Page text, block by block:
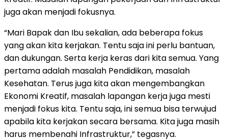
juga akan menjadi fokusnya.
“Mari Bapak dan Ibu sekalian, ada beberapa fokus
yang akan kita kerjakan. Tentu saja ini perlu bantuan,
dan dukungan. Serta kerja keras dari kita semua. Yang
pertama adalah masalah Pendidikan, masalah
Kesehatan. Terus juga kita akan mengembangkan
Ekonomi Kreatif, masalah lapangan kerja juga mesti
menjadi fokus kita. Tentu saja, ini semua bisa terwujud
apabila kita kerjakan secara bersama. Kita juga masih
harus membenahi Infrastruktur,” tegasnya.